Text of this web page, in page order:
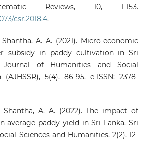
Reviews, 10, 1-153.
csr.2018.4.
A. A. (2021). Micro-economic
subsidy in paddy cultivation in Sri
Journal of Humanities and Social
(AJHSSR), 5(4), 86-95. e-ISSN: 2378-
Shantha, A. A. (2022). The impact of
average paddy yield in Sri Lanka. Sri
Sciences and Humanities, 2(2), 12-